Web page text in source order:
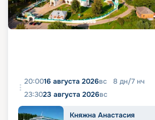
20:0016 августа 2026вс 8 дн/7 нч
23:3023 августа 2026вс
Княжна Анастасия